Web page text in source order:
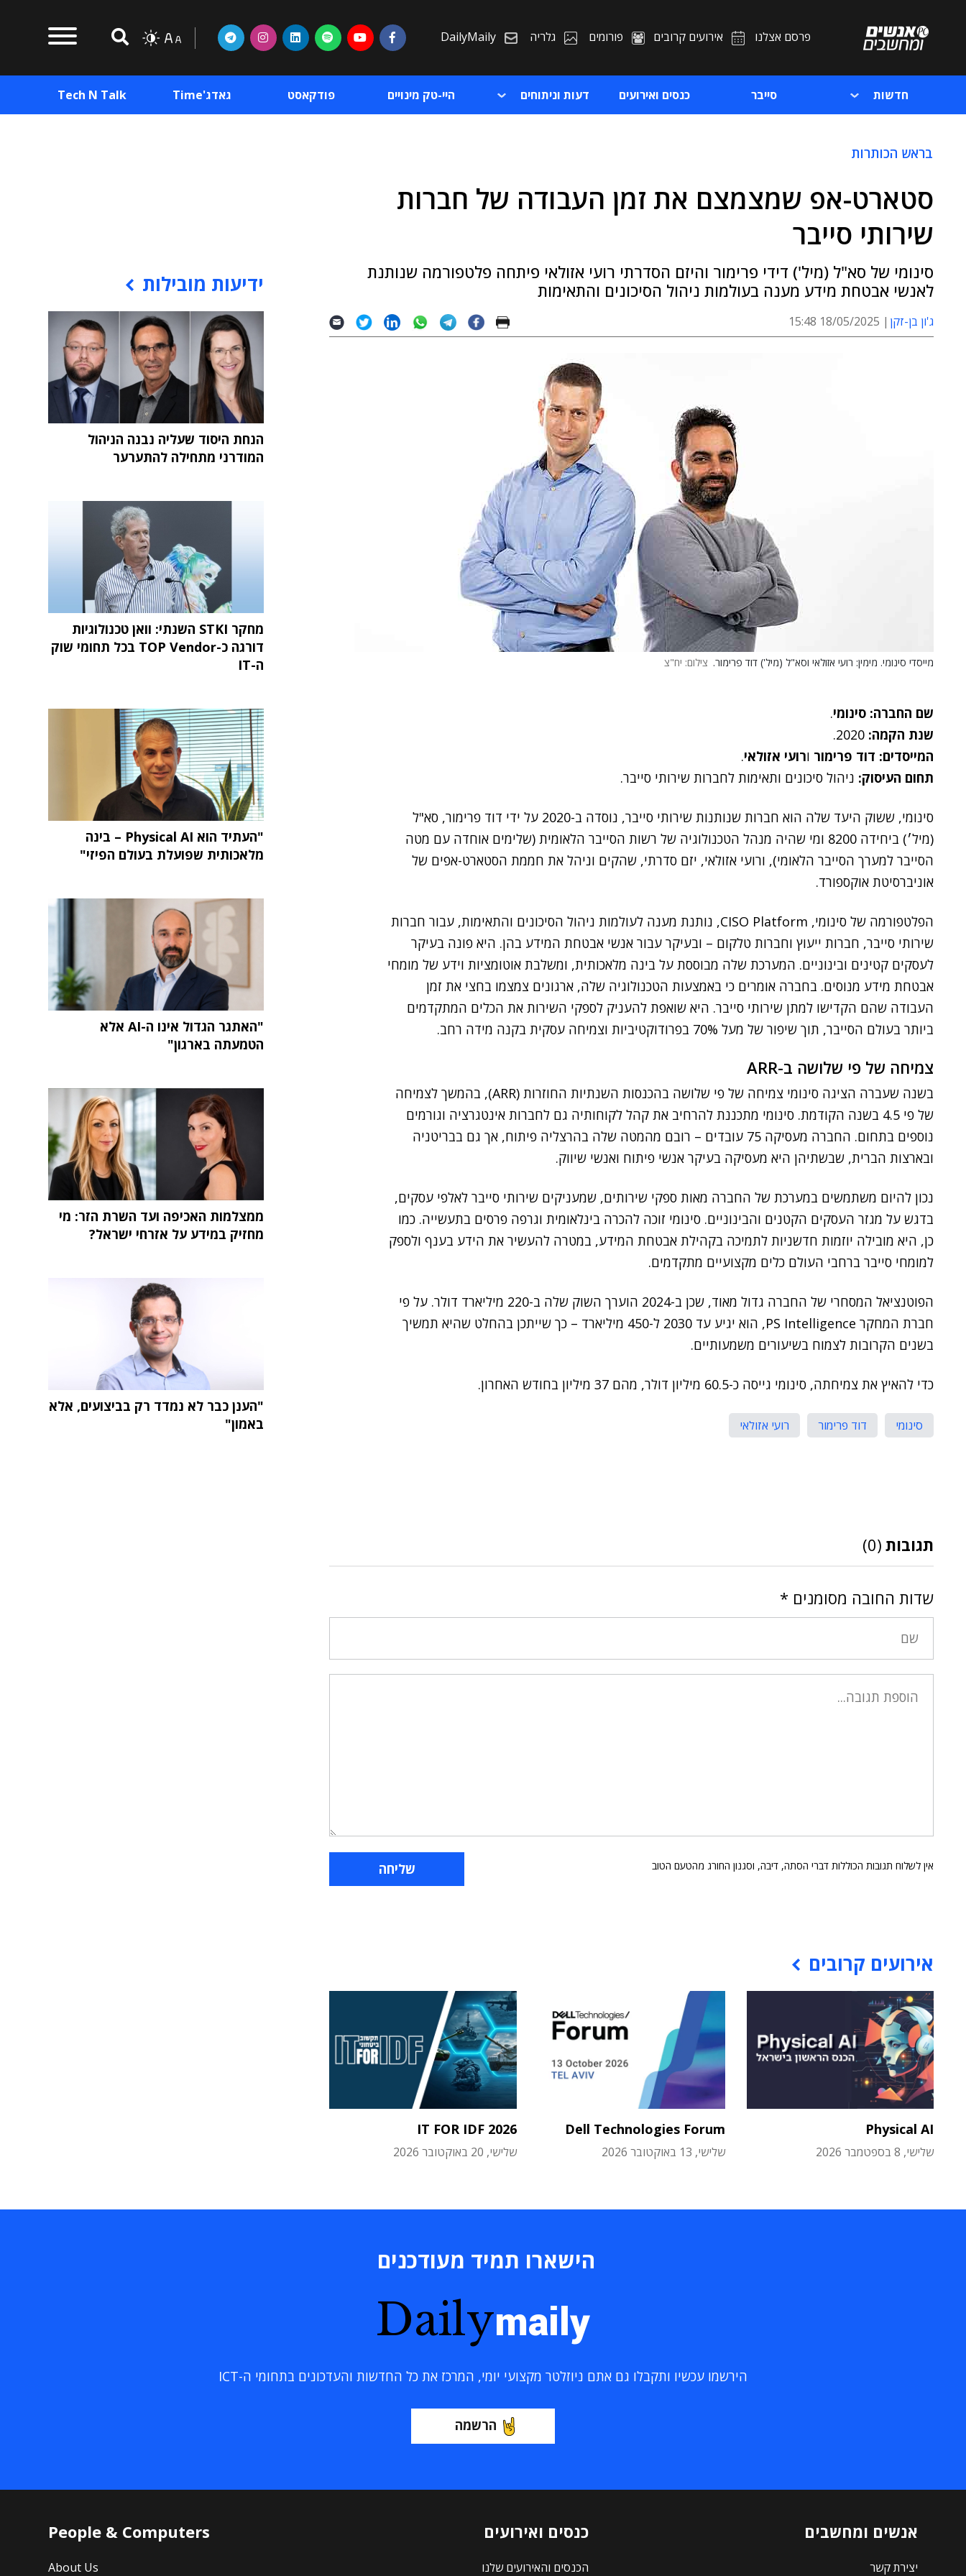
פרסם אצלנו אירועים קרובים פורומים גלריה DailyMaily
חדשות סייבר כנסים ואירועים דעות וניתוחים היי-טק מינויים פודקאסט גאדג'Time Tech N Talk
בראש הכותרות
סטארט-אפ שמצמצם את זמן העבודה של חברות
שירותי סייבר
סינומי של סא"ל (מיל') דידי פרימור והיזם הסדרתי רועי אזולאי פיתחה פלטפורמה שנותנת
לאנשי אבטחת מידע מענה בעולמות ניהול הסיכונים והתאימות
ג'ון בן-זקן 18/05/2025 15:48
מייסדי סינומי. מימין: רועי אזולאי וסא"ל (מיל') דוד פרימור. צילום: יח"צ
שם החברה: סינומי.
שנת הקמה:
המייסדים: דוד פרימור ורועי אזולאי.
תחום העיסוק: ניהול סיכונים ותאימות לחברות שירותי סייבר.
סינומי, ששוק היעד שלה הוא חברות שנותנות שירותי סייבר, נוסדה ב-2020 על ידי דוד פרימור, סא"ל
(מיל׳) ביחידה 8200 ומי שהיה מנהל הטכנולוגיה של רשות הסייבר הלאומית (שלימים אוחדה עם מטה
הסייבר למערך הסייבר הלאומי), ורועי אזולאי, יזם סדרתי, שהקים וניהל את חממת הסטארט-אפים של
אוניברסיטת אוקספורד.
הפלטפורמה של סינומי, CISO Platform, נותנת מענה לעולמות ניהול הסיכונים והתאימות, עבור חברות
שירותי סייבר, חברות ייעוץ וחברות טלקום – ובעיקר עבור אנשי אבטחת המידע בהן. היא פונה בעיקר
לעסקים קטינים ובינוניים. המערכת שלה מבוססת על בינה מלאכותית, ומשלבת אוטומציות וידע של מומחי
אבטחת מידע מנוסים. בחברה אומרים כי באמצעות הטכנולוגיה שלה, ארגונים צמצמו בחצי את זמן
העבודה שהם הקדישו למתן שירותי סייבר. היא שואפת להעניק לספקי השירות את הכלים המתקדמים
ביותר בעולם הסייבר, תוך שיפור של מעל 70% בפרודוקטיביות וצמיחה עסקית בקנה מידה רחב.
צמיחה של פי שלושה ב-ARR
בשנה שעברה הציגה סינומי צמיחה של פי שלושה בהכנסות השנתיות החוזרות (ARR), בהמשך לצמיחה
של פי 4.5 בשנה הקודמת. סינומי מתכננת להרחיב את קהל לקוחותיה גם לחברות אינטגרציה וגורמים
נוספים בתחום. החברה מעסיקה 75 עובדים – רובם מהמטה שלה בהרצליה פיתוח, אך גם בבריטניה
ובארצות הברית, שבשתיהן היא מעסיקה בעיקר אנשי פיתוח ואנשי שיווק.
נכון להיום משתמשים במערכת של החברה מאות ספקי שירותים, שמעניקים שירותי סייבר לאלפי עסקים,
בדגש על מגזר העסקים הקטנים והבינוניים. סינומי זוכה להכרה בינלאומית וגרפה פרסים בתעשייה. כמו
כן, היא מובילה יוזמות חדשניות לתמיכה בקהילת אבטחת המידע, במטרה להעשיר את הידע בענף ולספק
למומחי סייבר ברחבי העולם כלים מקצועיים מתקדמים.
הפוטנציאל המסחרי של החברה גדול מאוד, שכן ב-2024 הוערך השוק שלה ב-220 מיליארד דולר. על פי
חברת המחקר PS Intelligence, הוא יגיע עד 2030 ל-450 מיליארד – כך שייתכן בהחלט שהיא תמשיך
בשנים הקרובות לצמוח בשיעורים משמעותיים.
כדי להאיץ את צמיחתה, סינומי גייסה כ-60.5 מיליון דולר, מהם 37 מיליון בחודש האחרון.
סינומי דוד פרימור רועי אזולאי
תגובות (0)
שדות החובה מסומנים *
אין לשלוח תגובות הכוללות דברי הסתה, דיבה, וסגנון החורג מהטעם הטוב
אירועים קרובים
Physical AI
שלישי, 8 בספטמבר 2026
Dell Technologies Forum
שלישי, 13 באוקטובר 2026
IT FOR IDF 2026
שלישי, 20 באוקטובר 2026
ידיעות מובילות
הנחת היסוד שעליה נבנה הניהול
המודרני מתחילה להתערער
מחקר STKI השנתי: וואן טכנולוגיות
דורגה כ-TOP Vendor בכל תחומי שוק
ה-IT
"העתיד הוא Physical AI – בינה
מלאכותית שפועלת בעולם הפיזי"
"האתגר הגדול אינו ה-AI אלא
הטמעתה בארגון"
ממצלמות האכיפה ועד השרת הזר: מי
מחזיק במידע על אזרחי ישראל?
"הענן כבר לא נמדד רק בביצועים, אלא
באמון"
הישארו תמיד מעודכנים
Dailymaily
הירשמו עכשיו ותקבלו גם אתם ניוזלטר מקצועי יומי, המרכז את כל החדשות והעדכונים בתחומי ה-ICT
הרשמה
אנשים ומחשבים
יצירת קשר
כנסים ואירועים
הכנסים והאירועים שלנו
People & Computers
About Us